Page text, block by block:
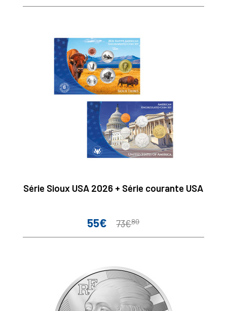
Série Sioux USA 2026 + Série courante USA
Prix
55€
Prix
73€80